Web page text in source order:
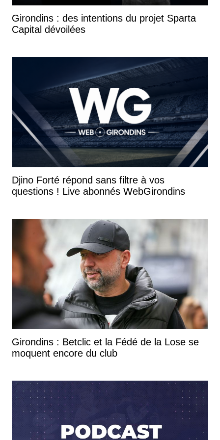
Girondins : des intentions du projet Sparta
Capital dévoilées
Djino Forté répond sans filtre à vos
questions ! Live abonnés WebGirondins
Girondins : Betclic et la Fédé de la Lose se
moquent encore du club